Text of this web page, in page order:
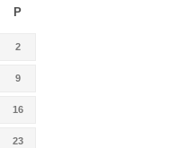
P
2
9
16
23